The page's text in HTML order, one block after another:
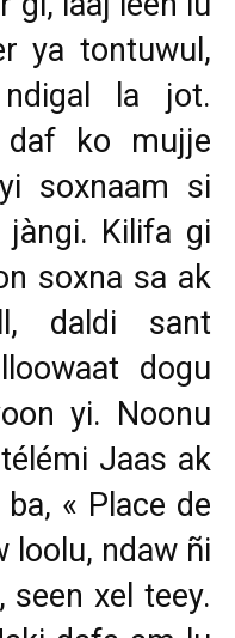
ya tontuwul,
la jot.
daf ko mujje
soxnaam si
Kilifa gi
soxna sa ak
daldi sant
dogu
yi. Noonu
Jaas ak
« Place de
loolu, ndaw ñi
xel teey.